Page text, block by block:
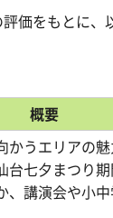
価をもとに、
概要
かうエリアの
台七夕まつり
、講演会や小